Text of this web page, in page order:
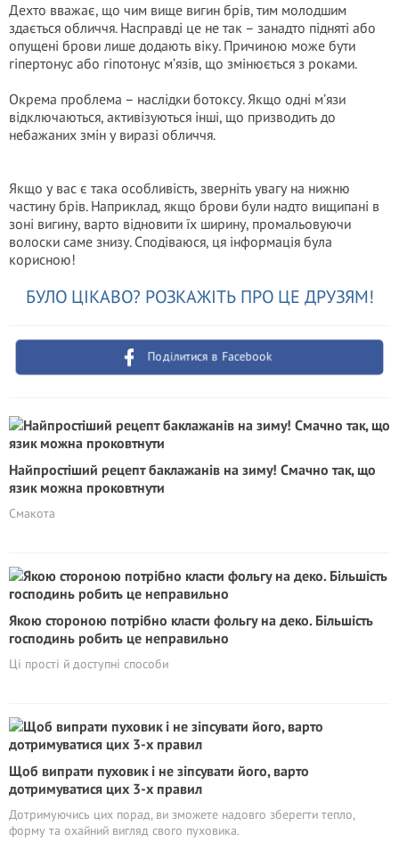
Дехто вважає, що чим вище вигин брів, тим молодшим
здається обличчя. Насправді це не так – занадто підняті або
опущені брови лише додають віку. Причиною може бути
гіпертонус або гіпотонус м’язів, що змінюється з роками.
Окрема проблема – наслідки ботоксу. Якщо одні м’язи
відключаються, активізуються інші, що призводить до
небажаних змін у виразі обличчя.
Якщо у вас є така особливість, зверніть увагу на нижню
частину брів. Наприклад, якщо брови були надто вищипані в
зоні вигину, варто відновити їх ширину, промальовуючи
волоски саме знизу. Сподіваюся, ця інформація була
корисною!
БУЛО ЦІКАВО? РОЗКАЖІТЬ ПРО ЦЕ ДРУЗЯМ!
Поділитися в Facebook
Найпростіший рецепт баклажанів на зиму! Смачно так, що
язик можна проковтнути
Смакота
Якою стороною потрібно класти фольгу на деко. Більшість
господинь робить це неправильно
Ці прості й доступні способи
Щоб випрати пуховик і не зіпсувати його, варто
дотримуватися цих 3-х правил
Дотримуючись цих порад, ви зможете надовго зберегти тепло,
форму та охайний вигляд свого пуховика.